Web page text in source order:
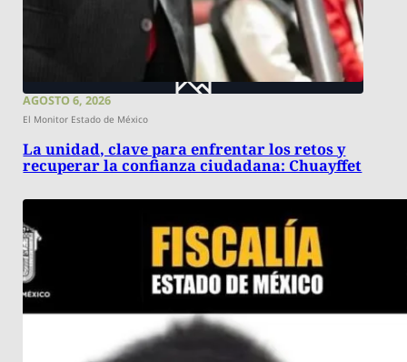
AGOSTO 6, 2026
El Monitor Estado de México
La unidad, clave para enfrentar los retos y
recuperar la confianza ciudadana: Chuayffet